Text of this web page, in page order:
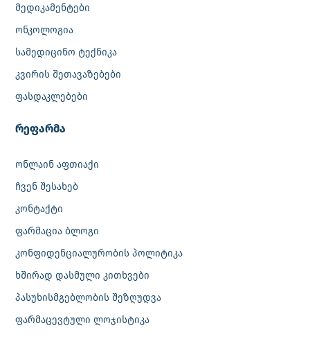
მედიკამენტები
ონკოლოგია
სამედიცინო ტექნიკა
კვირის შეთავაზებები
ფასდაკლებები
რეფარმა
ონლაინ აფთიაქი
ჩვენ შესახებ
კონტაქტი
ფარმაცია ბლოგი
კონფიდენციალურობის პოლიტიკა
ხშირად დასმული კითხვები
პასუხისმგებლობის შეზღუდვა
ფარმაცევტული ლოჯისტიკა